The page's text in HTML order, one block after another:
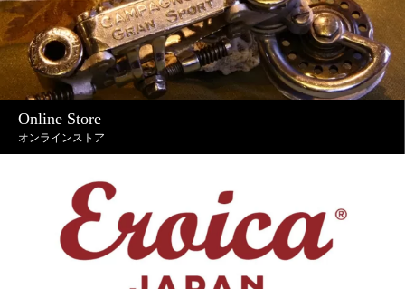
Online Store
オンラインストア